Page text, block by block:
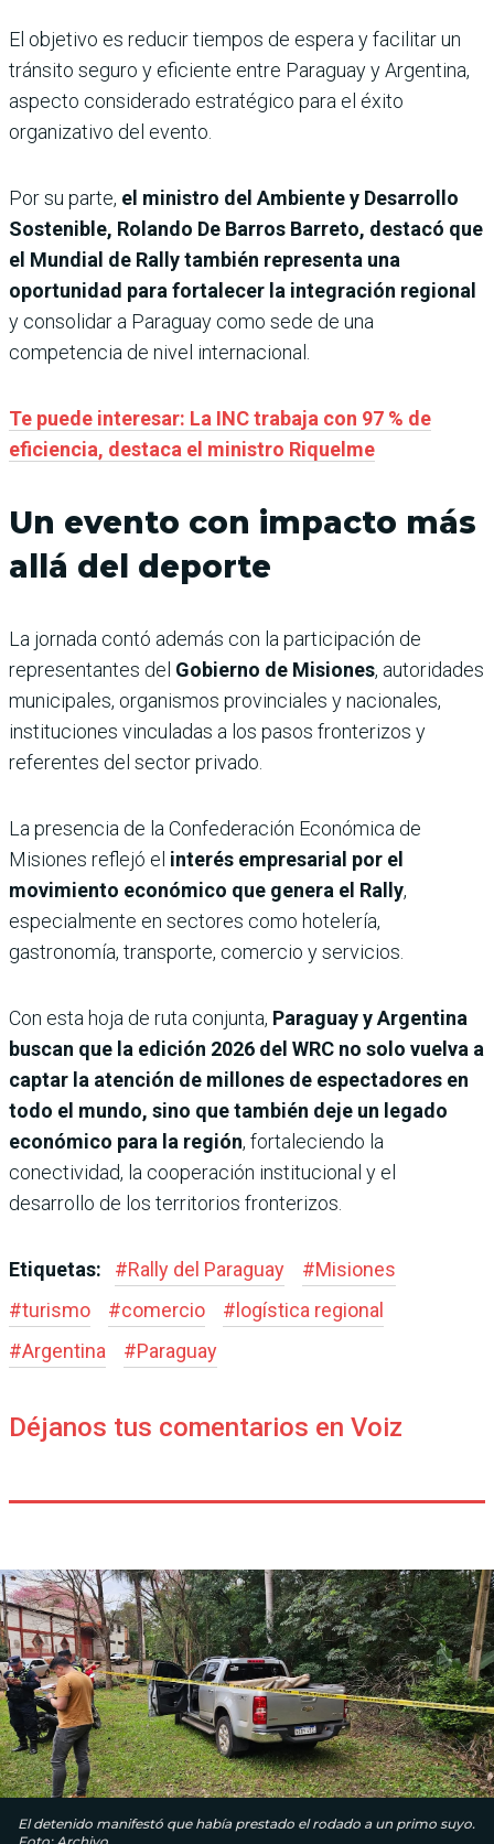
El objetivo es reducir tiempos de espera y facilitar un
tránsito seguro y eficiente entre Paraguay y Argentina,
aspecto considerado estratégico para el éxito
organizativo del evento.
Por su parte, el ministro del Ambiente y Desarrollo
Sostenible, Rolando De Barros Barreto, destacó que
el Mundial de Rally también representa una
oportunidad para fortalecer la integración regional
y consolidar a Paraguay como sede de una
competencia de nivel internacional.
Te puede interesar: La INC trabaja con 97 % de
eficiencia, destaca el ministro Riquelme
Un evento con impacto más
allá del deporte
La jornada contó además con la participación de
representantes del Gobierno de Misiones, autoridades
municipales, organismos provinciales y nacionales,
instituciones vinculadas a los pasos fronterizos y
referentes del sector privado.
La presencia de la Confederación Económica de
Misiones reflejó el interés empresarial por el
movimiento económico que genera el Rally,
especialmente en sectores como hotelería,
gastronomía, transporte, comercio y servicios.
Con esta hoja de ruta conjunta, Paraguay y Argentina
buscan que la edición 2026 del WRC no solo vuelva a
captar la atención de millones de espectadores en
todo el mundo, sino que también deje un legado
económico para la región, fortaleciendo la
conectividad, la cooperación institucional y el
desarrollo de los territorios fronterizos.
Etiquetas: #Rally del Paraguay #Misiones
#turismo #comercio # logística regional
#Argentina #Paraguay
Déjanos tus comentarios en Voiz
El detenido manifestó que había prestado el rodado a un primo suyo.